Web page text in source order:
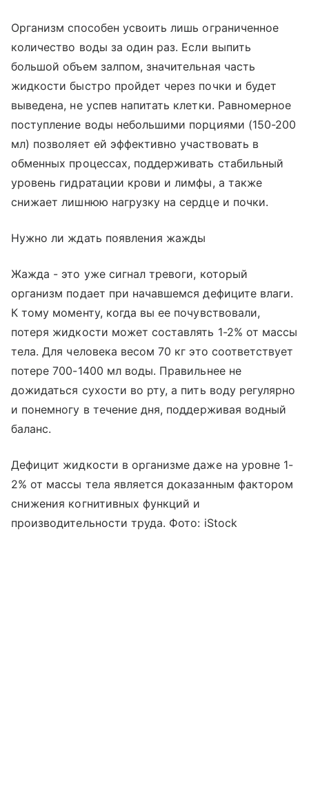
Организм способен усвоить лишь ограниченное
количество воды за один раз. Если выпить
большой объем залпом, значительная часть
жидкости быстро пройдет через почки и будет
выведена, не успев напитать клетки. Равномерное
поступление воды небольшими порциями (150-200
мл) позволяет ей эффективно участвовать в
обменных процессах, поддерживать стабильный
уровень гидратации крови и лимфы, а также
снижает лишнюю нагрузку на сердце и почки.
Нужно ли ждать появления жажды
Жажда - это уже сигнал тревоги, который
организм подает при начавшемся дефиците влаги.
К тому моменту, когда вы ее почувствовали,
потеря жидкости может составлять 1-2% от массы
тела. Для человека весом 70 кг это соответствует
потере 700-1400 мл воды. Правильнее не
дожидаться сухости во рту, а пить воду регулярно
и понемногу в течение дня, поддерживая водный
баланс.
Дефицит жидкости в организме даже на уровне 1-
2% от массы тела является доказанным фактором
снижения когнитивных функций и
производительности труда. Фото: iStock